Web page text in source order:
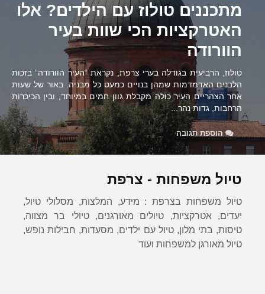
מתכננים טולוז עם הילדים? אלו
האטרקציות הכי שוות בעיר
הוורודה
טולוז, הרביעית בגודלה בערי צרפת, נקראת “העיר הוורודה” בזכות
הלבנים האדמדמות שמהן בנויים כמעט כל מבניה. באור של שעות
אחר הצהריים העיר כולה מקבלת גוון חמים במיוחד, ובין הכיכרות
הרחבות, גדות נהר...
הוספת תגובה
טיול משפחות - צרפת
טיול משפחות בצרפת : מידע, המלצות, מסלולי טיול,
יעדים, אטרקציות, טיולים מאורגנים, טיולי בר מצווה,
טיסות, בתי מלון, טיול עם ילדים, מסעדות, חבילות נופש,
טיול מאורגן למשפחות ועוד